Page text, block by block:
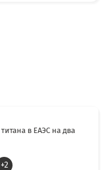
в ЕАЭС на два
+2